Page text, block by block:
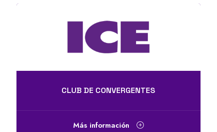
CLUB DE CONVERGENTES
Más información